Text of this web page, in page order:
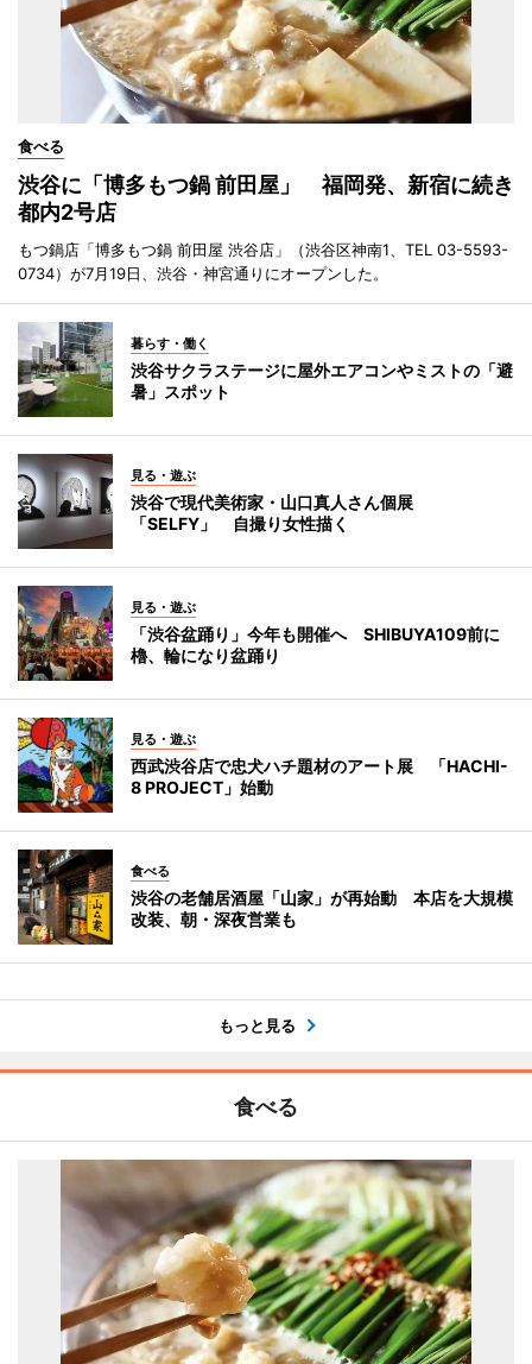
食べる
渋谷に「博多もつ鍋 前田屋」 福岡発、新宿に続き
都内2号店
もつ鍋店「博多もつ鍋 前田屋 渋谷店」（渋谷区神南1、TEL 03-5593-
0734）が7月19日、渋谷・神宮通りにオープンした。
暮らす・働く
渋谷サクラステージに屋外エアコンやミストの「避
暑」スポット
見る・遊ぶ
渋谷で現代美術家・山口真人さん個展
「SELFY」 自撮り女性描く
見る・遊ぶ
「渋谷盆踊り」今年も開催へ SHIBUYA109前に
櫓、輪になり盆踊り
見る・遊ぶ
西武渋谷店で忠犬ハチ題材のアート展 「HACHI-
8 PROJECT」始動
食べる
渋谷の老舗居酒屋「山家」が再始動 本店を大規模
改装、朝・深夜営業も
もっと見る
食べる